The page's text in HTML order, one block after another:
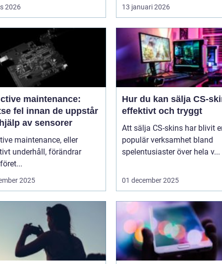
2026 13 januari 2026
maintenance:
fel innan de uppstår
av sensorer
maintenance, eller
underhåll, förändrar
2025
Hur du kan sälja CS-
effektivt och tryggt
Att sälja CS-skins har blivit
populär verksamhet bland
spelentusiaster över hela v...
01 december 2025